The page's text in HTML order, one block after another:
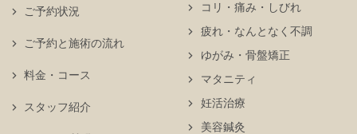
ご予約状況
コリ・痛み・しびれ
疲れ・なんとなく不調
ゆがみ・骨盤矯正
マタニティ
妊活治療
美容鍼灸
ご予約と施術の流れ
料金・コース
スタッフ紹介